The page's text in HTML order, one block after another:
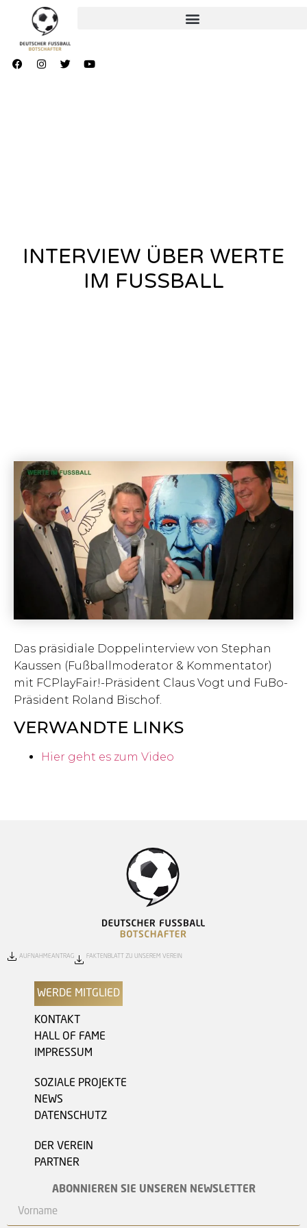
INTERVIEW ÜBER WERTE
IM FUSSBALL
Das präsidiale Doppelinterview von Stephan
Kaussen (Fußballmoderator & Kommentator)
mit FCPlayFair!-Präsident Claus Vogt und FuBo-
Präsident Roland Bischof.
VERWANDTE LINKS
Hier geht es zum Video
AUFNAHMEANTRAG FAKTENBLATT ZU UNSEREM VEREIN
WERDE MITGLIED
KONTAKT
HALL OF FAME
IMPRESSUM
SOZIALE PROJEKTE
NEWS
DATENSCHUTZ
DER VEREIN
PARTNER
ABONNIEREN SIE UNSEREN NEWSLETTER